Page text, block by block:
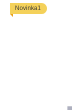
Novinka1